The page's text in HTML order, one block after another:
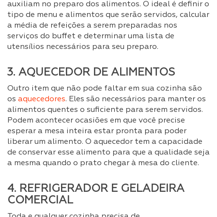
auxiliam no preparo dos alimentos. O ideal é definir o
tipo de menu e alimentos que serão servidos, calcular
a média de refeições a serem preparadas nos
serviços do buffet e determinar uma lista de
utensílios necessários para seu preparo.
3. AQUECEDOR DE ALIMENTOS
Outro item que não pode faltar em sua cozinha são
os aquecedores. Eles são necessários para manter os
alimentos quentes o suficiente para serem servidos.
Podem acontecer ocasiões em que você precise
esperar a mesa inteira estar pronta para poder
liberar um alimento. O aquecedor tem a capacidade
de conservar esse alimento para que a qualidade seja
a mesma quando o prato chegar à mesa do cliente.
4. REFRIGERADOR E GELADEIRA
COMERCIAL